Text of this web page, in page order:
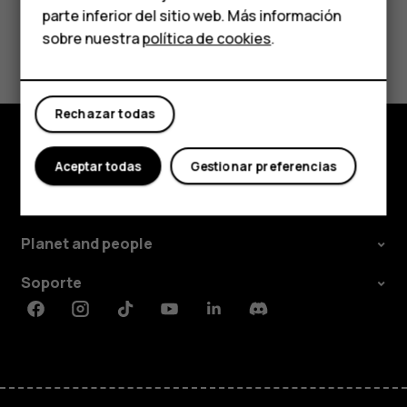
Comprar
Mi cuenta
¿Te ha parecido útil?
Sí No
Comprar
Planet and people
Soporte
FacebookInstagramTiktokYoutubeLinkedinDiscord
parte inferior del sitio web. Más información
sobre nuestrapolítica de cookies.
Rechazar todas
Gestionar preferencias
Aceptar todas